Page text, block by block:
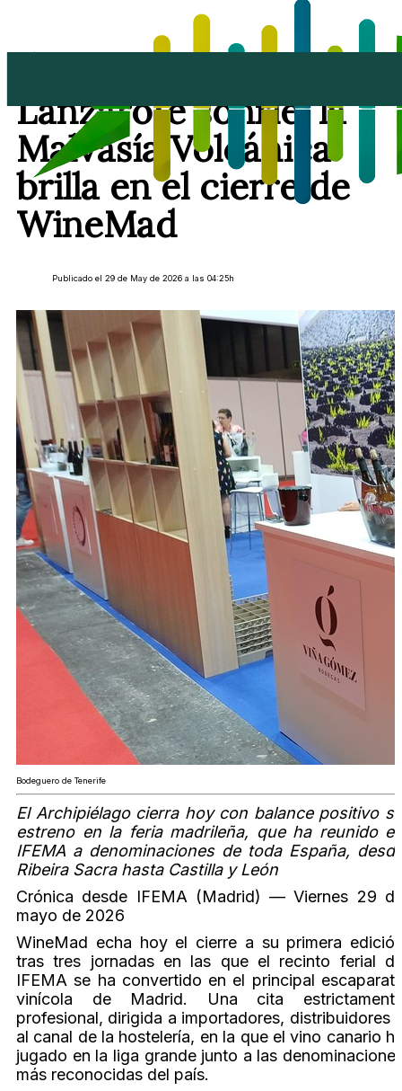
Lanzarote sonríe: la
Malvasía Volcánica
brilla en el cierre de
WineMad
Publicado el 29 de May de 2026 a las 04:25h
Bodeguero de Tenerife
El Archipiélago cierra hoy con balance positivo
estreno en la feria madrileña, que ha reunido
IFEMA a denominaciones de toda España,
Ribeira Sacra hasta Castilla y León
Crónica desde IFEMA (Madrid) — Viernes 29
mayo de 2026
WineMad echa hoy el cierre a su primera
tras tres jornadas en las que el recinto ferial
IFEMA se ha convertido en el principal
vinícola de Madrid. Una cita
profesional, dirigida a importadores, distribuidores
al canal de la hostelería, en la que el vino canario
jugado en la liga grande junto a las
más reconocidas del país.